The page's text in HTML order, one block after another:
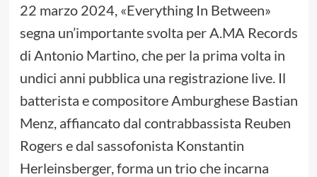
22 marzo 2024, «Everything In Between»
segna un’importante svolta per A.MA Records
di Antonio Martino, che per la prima volta in
undici anni pubblica una registrazione live. Il
batterista e compositore Amburghese Bastian
Menz, affiancato dal contrabbassista Reuben
Rogers e dal sassofonista Konstantin
Herleinsberger, forma un trio che incarna